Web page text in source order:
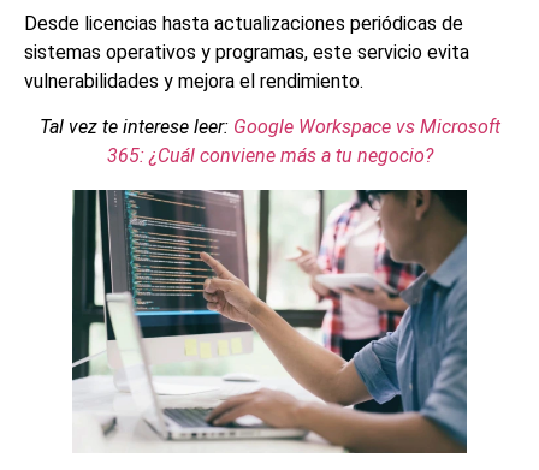
Desde licencias hasta actualizaciones periódicas de
sistemas operativos y programas, este servicio evita
vulnerabilidades y mejora el rendimiento.
Tal vez te interese leer: Google Workspace vs Microsoft
365: ¿Cuál conviene más a tu negocio?